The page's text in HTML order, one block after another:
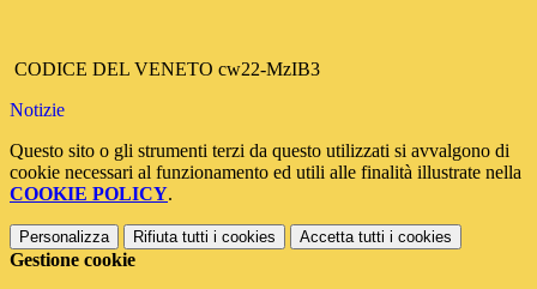
CODICE DEL VENETO cw22-MzIB3
Notizie
Questo sito o gli strumenti terzi da questo utilizzati si avvalgono di
cookie necessari al funzionamento ed utili alle finalità illustrate nella
COOKIE POLICY.
Personalizza Rifiuta tutti i cookies Accetta tutti i cookies
Gestione cookie